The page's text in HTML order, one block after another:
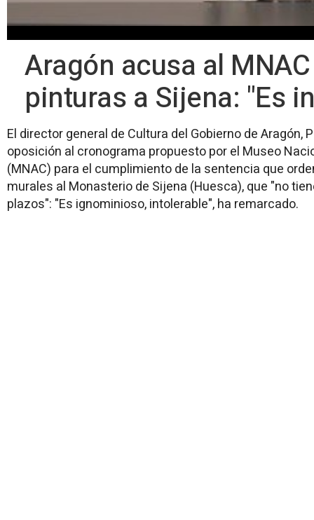
Aragón acusa al
pinturas a Sijena: "Es
El director general de Cultura del Gobierno de Aragón,
oposición al cronograma propuesto por el Museo
(MNAC) para el cumplimiento de la sentencia que
murales al Monasterio de Sijena (Huesca), que "no
plazos": "Es ignominioso, intolerable", ha remarcado.